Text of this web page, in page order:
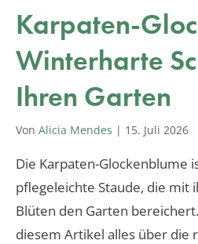
Karpaten-
Winterharte
Ihren Garten
Von Alicia Mendes | 15. Juli 2026
Die Karpaten-Glockenblume
pflegeleichte Staude, die mit
Blüten den Garten
diesem Artikel alles über die